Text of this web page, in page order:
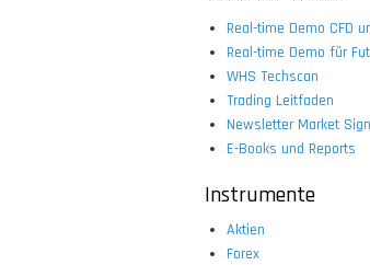
Real-time Demo CFD
Real-time Demo für
WHS Techscan
Trading Leitfaden
Newsletter Market
E-Books und Reports
Instrumente
Aktien
Forex